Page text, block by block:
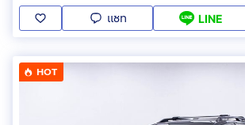
แชท LINE
HOT